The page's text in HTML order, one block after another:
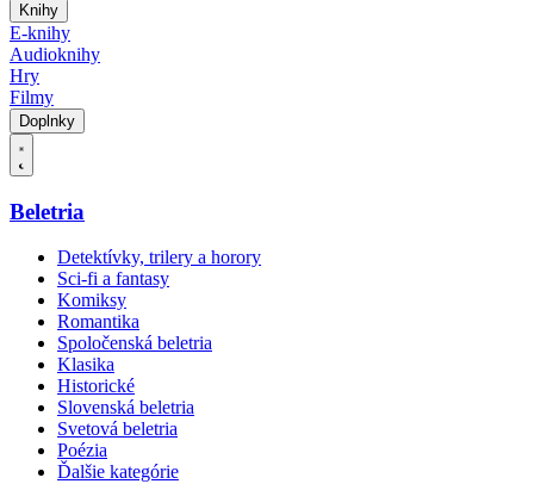
Knihy
E-knihy
Audioknihy
Hry
Filmy
Doplnky
Beletria
Detektívky, trilery a horory
Sci-fi a fantasy
Komiksy
Romantika
Spoločenská beletria
Klasika
Historické
Slovenská beletria
Svetová beletria
Poézia
Ďalšie kategórie